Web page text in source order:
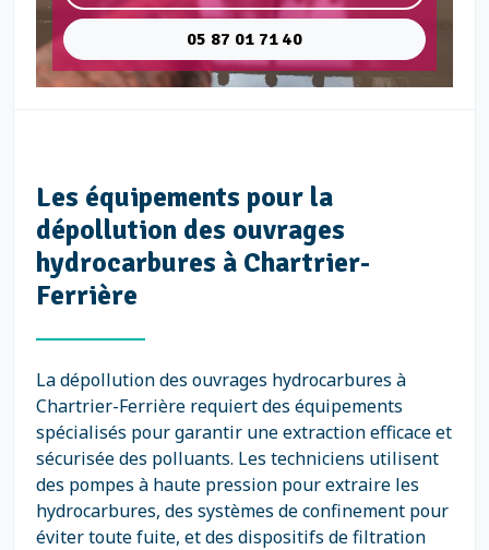
05 87 01 71 40
Les équipements pour la
dépollution des ouvrages
hydrocarbures à Chartrier-
Ferrière
La dépollution des ouvrages hydrocarbures à
Chartrier-Ferrière requiert des équipements
spécialisés pour garantir une extraction efficace et
sécurisée des polluants. Les techniciens utilisent
des pompes à haute pression pour extraire les
hydrocarbures, des systèmes de confinement pour
éviter toute fuite, et des dispositifs de filtration